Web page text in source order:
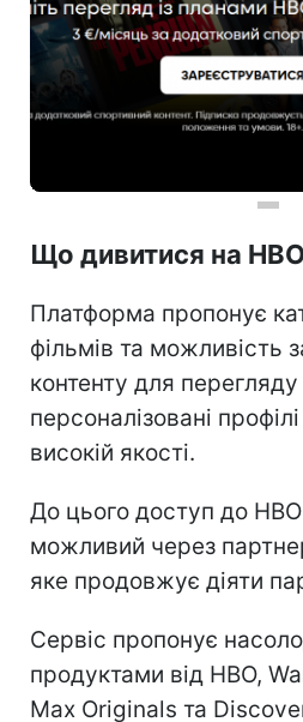
Що дивитися на
Платформа пропонує
фільмів та можливість
контенту для
персоналізовані
високій якості.
До цього доступ до
можливий через
яке продовжує діяти
Сервіс пропонує
продуктами від HBO,
Max Originals та